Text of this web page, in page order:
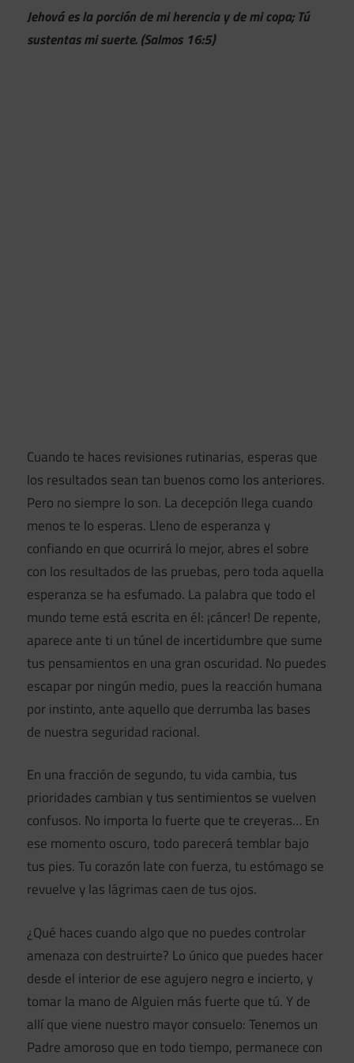
Jehová es la porción de mi herencia y de mi copa; Tú
sustentas mi suerte. (Salmos 16:5)
Cuando te haces revisiones rutinarias, esperas que
los resultados sean tan buenos como los anteriores.
Pero no siempre lo son. La decepción llega cuando
menos te lo esperas. Lleno de esperanza y
confiando en que ocurrirá lo mejor, abres el sobre
con los resultados de las pruebas, pero toda aquella
esperanza se ha esfumado. La palabra que todo el
mundo teme está escrita en él: ¡cáncer! De repente,
aparece ante ti un túnel de incertidumbre que sume
tus pensamientos en una gran oscuridad. No puedes
escapar por ningún medio, pues la reacción humana
por instinto, ante aquello que derrumba las bases
de nuestra seguridad racional.
En una fracción de segundo, tu vida cambia, tus
prioridades cambian y tus sentimientos se vuelven
confusos. No importa lo fuerte que te creyeras… En
ese momento oscuro, todo parecerá temblar bajo
tus pies. Tu corazón late con fuerza, tu estómago se
revuelve y las lágrimas caen de tus ojos.
¿Qué haces cuando algo que no puedes controlar
amenaza con destruirte? Lo único que puedes hacer
desde el interior de ese agujero negro e incierto, y
tomar la mano de Alguien más fuerte que tú. Y de
allí que viene nuestro mayor consuelo: Tenemos un
Padre amoroso que en todo tiempo, permanece con